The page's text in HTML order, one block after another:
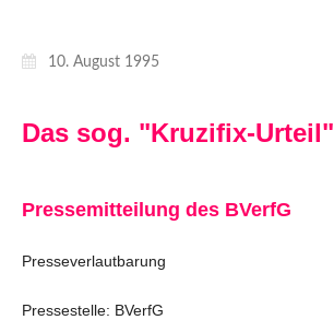
10. August 1995
Das sog. "Kruzifix-Urteil"
Pressemitteilung des BVerfG
Presseverlautbarung
Pressestelle: BVerfG